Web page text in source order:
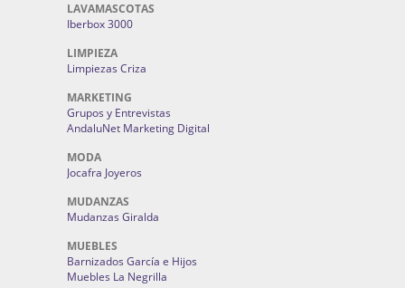
LAVAMASCOTAS
Iberbox 3000
LIMPIEZA
Limpiezas Criza
MARKETING
Grupos y Entrevistas
AndaluNet Marketing Digital
MODA
Jocafra Joyeros
MUDANZAS
Mudanzas Giralda
MUEBLES
Barnizados García e Hijos
Muebles La Negrilla